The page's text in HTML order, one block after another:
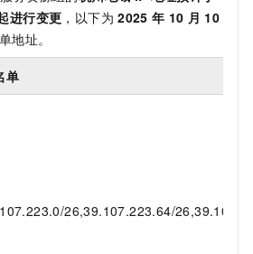
进行变更 ，以下为 2025 年 10 月 10
地址。
单
26,39.107.223.64/